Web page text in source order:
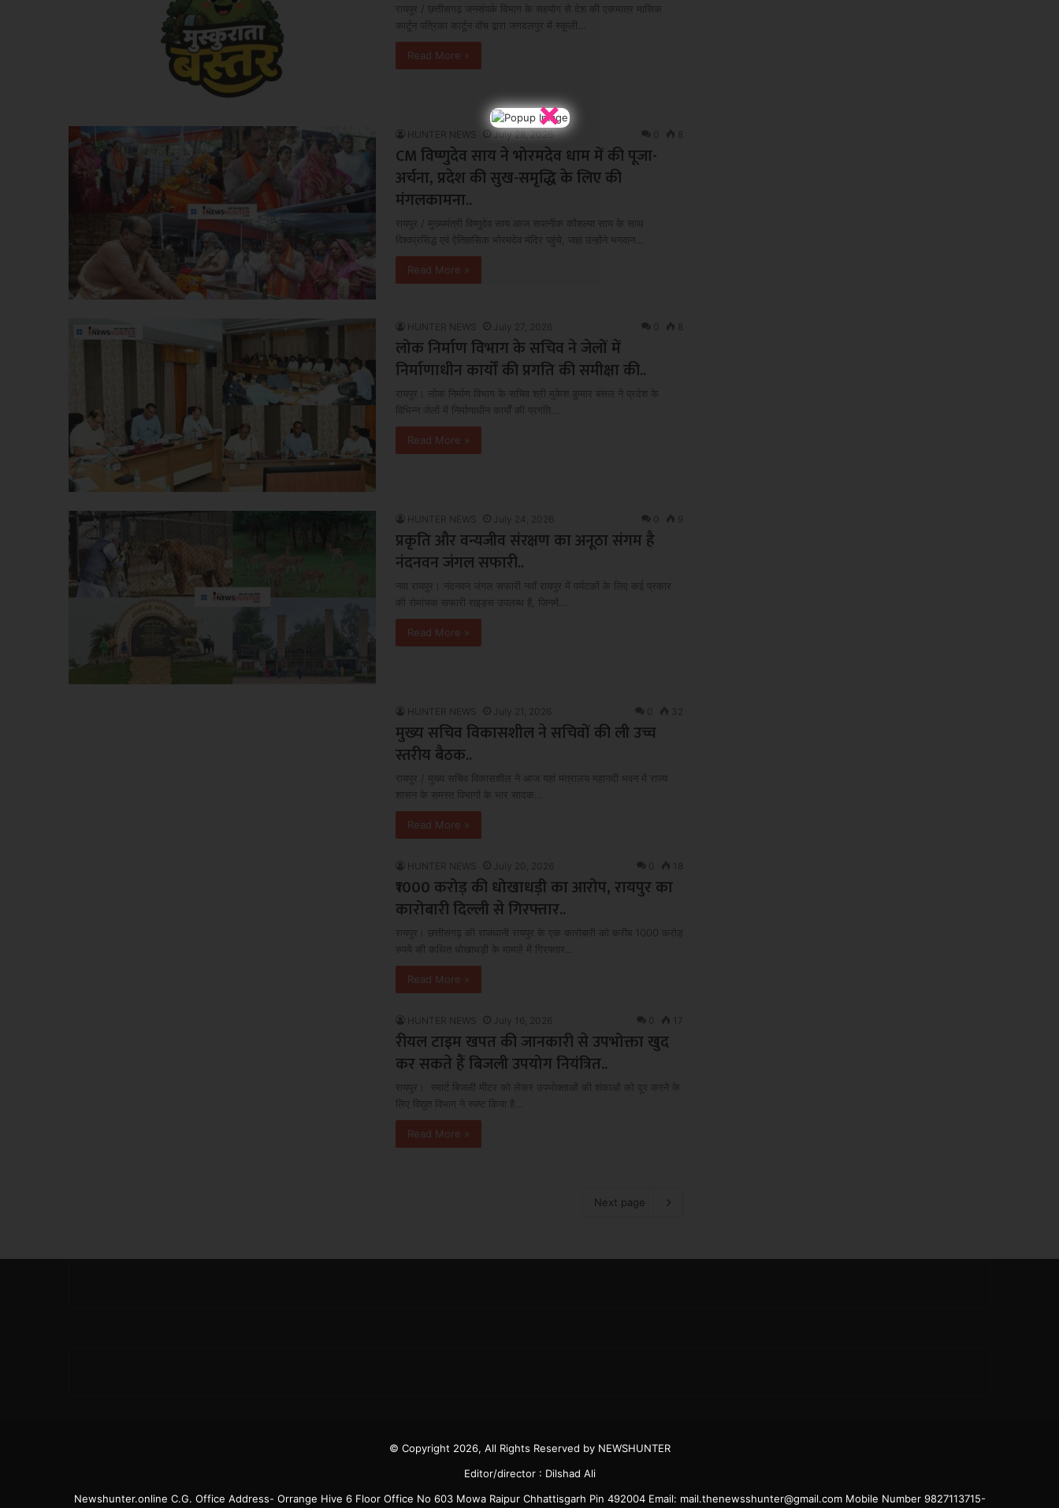
रायपुर / छत्तीसगढ़ जनसंपर्क विभाग के सहयोग से देश की एकमात्र मासिक
कार्टून पत्रिका कार्टून वॉच द्वारा जगदलपुर में स्कूली…
Read More »
HUNTER NEWS July 28, 2026 0 8
CM विष्णुदेव साय ने भोरमदेव धाम में की पूजा-
अर्चना, प्रदेश की सुख-समृद्धि के लिए की
मंगलकामना..
रायपुर / मुख्यमंत्री विष्णुदेव साय आज सपत्नीक कौशल्या साय के साथ
विश्वप्रसिद्ध एवं ऐतिहासिक भोरमदेव मंदिर पहुंचे, जहां उन्होंने भगवान…
Read More »
HUNTER NEWS July 27, 2026 0 8
लोक निर्माण विभाग के सचिव ने जेलों में
निर्माणाधीन कार्यों की प्रगति की समीक्षा की..
रायपुर। लोक निर्माण विभाग के सचिव श्री मुकेश कुमार बंसल ने प्रदेश के
विभिन्न जेलों में निर्माणाधीन कार्यों की प्रगति…
Read More »
HUNTER NEWS July 24, 2026 0
प्रकृति और वन्यजीव संरक्षण का अनूठा संगम है
नंदनवन जंगल सफारी..
नवा रायपुर। नंदनवन जंगल सफारी नवाँ रायपुर में पर्यटकों के लिए कई प्रकार
की रोमांचक सफारी राइड्स उपलब्ध हैं, जिनमें…
Read More »
HUNTER NEWS July 21, 2026 0 32
मुख्य सचिव विकासशील ने सचिवों की ली उच्च
स्तरीय बैठक..
रायपुर / मुख्य सचिव विकासशील ने आज यहां मंत्रालय महानदी भवन में राज्य
शासन के समस्त विभागों के भार सादक…
Read More »
HUNTER NEWS July 20, 2026 0 18
₹1000 करोड़ की धोखाधड़ी का आरोप, रायपुर का
कारोबारी दिल्ली से गिरफ्तार..
रायपुर। छत्तीसगढ़ की राजधानी रायपुर के एक कारोबारी को करीब 1000 करोड़
रुपये की कथित धोखाधड़ी के मामले में गिरफ्तार…
Read More »
HUNTER NEWS July 16, 2026 0 17
रीयल टाइम खपत की जानकारी से उपभोक्ता खुद
कर सकते हैं बिजली उपयोग नियंत्रित..
रायपुर। स्मार्ट बिजली मीटर को लेकर उपभोक्ताओं की शंकाओं को दूर करने के
लिए विद्युत विभाग ने स्पष्ट किया है…
Read More »
Next page
×
© Copyright 2026, All Rights Reserved by NEWSHUNTER
Editor/director : Dilshad Ali
Newshunter.online C.G. Office Address- Orrange Hive 6 Floor Office No 603 Mowa Raipur Chhattisgarh Pin 492004 Email: mail.thenewsshunter@gmail.com Mobile Number 9827113715-